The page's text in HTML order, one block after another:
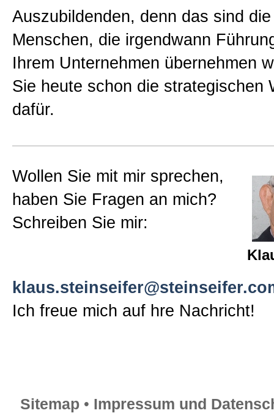
Auszubildenden, denn das sind
Menschen, die irgendwann
Ihrem Unternehmen übernehmen
Sie heute schon die strategischen
dafür.
Wollen Sie mit mir sprechen,
haben Sie Fragen an mich?
Schreiben Sie mir:
Ich freue mich auf hre Nachricht!
Sitemap • Impressum und